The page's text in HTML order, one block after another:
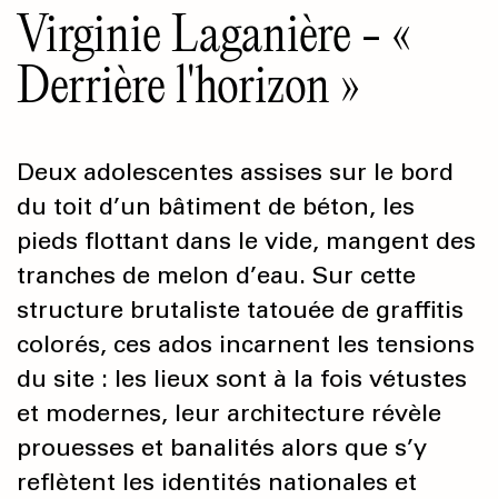
Virginie Laganière - «
Derrière l'horizon »
Deux adolescentes assises sur le bord
du toit d’un bâtiment de béton, les
pieds flottant dans le vide, mangent des
tranches de melon d’eau. Sur cette
structure brutaliste tatouée de graffitis
colorés, ces ados incarnent les tensions
du site : les lieux sont à la fois vétustes
et modernes, leur architecture révèle
prouesses et banalités alors que s’y
reflètent les identités nationales et